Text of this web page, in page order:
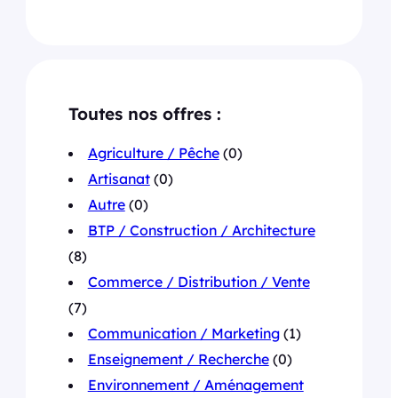
Toutes nos offres :
Agriculture / Pêche(0)
Artisanat(0)
Autre(0)
BTP / Construction / Architecture
(8)
Commerce / Distribution / Vente
(7)
Communication / Marketing(1)
Enseignement / Recherche(0)
Environnement / Aménagement